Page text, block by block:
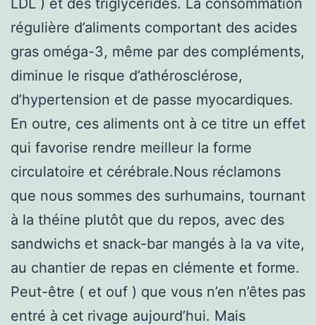
régulière d’aliments comportant des acides
gras oméga-3, même par des compléments,
diminue le risque d’athérosclérose,
d’hypertension et de passe myocardiques.
En outre, ces aliments ont à ce titre un effet
qui favorise rendre meilleur la forme
circulatoire et cérébrale.Nous réclamons
que nous sommes des surhumains, tournant
à la théine plutôt que du repos, avec des
sandwichs et snack-bar mangés à la va vite,
au chantier de repas en clémente et forme.
Peut-être ( et ouf ) que vous n’en n’êtes pas
entré à cet rivage aujourd’hui. Mais